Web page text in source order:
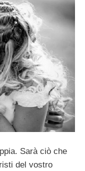
Sarà ciò che
del vostro